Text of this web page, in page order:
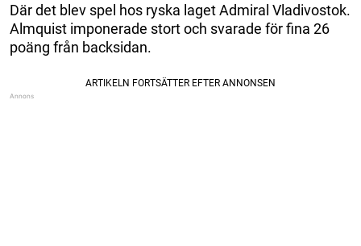
Där det blev spel hos ryska laget Admiral Vladivostok.
Almquist imponerade stort och svarade för fina 26
poäng från backsidan.